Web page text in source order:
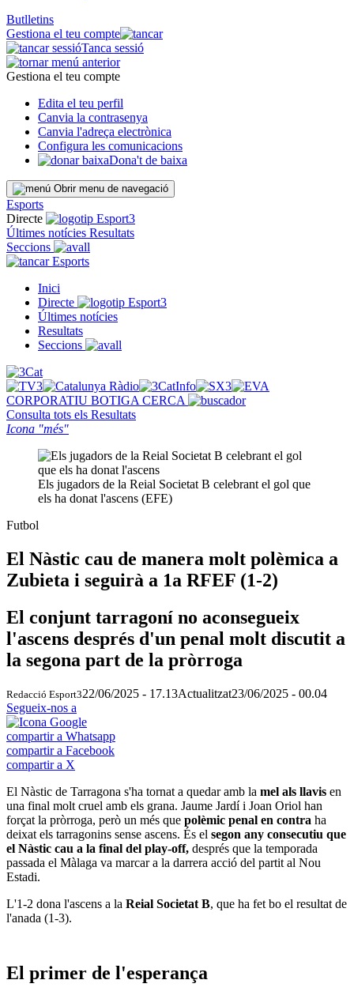
Butlletins
Gestiona el teu compte
Tanca sessió
Gestiona el teu compte
Edita el teu perfil
Canvia la contrasenya
Canvia l'adreça electrònica
Configura les comunicacions
Dona't de baixa
Obrir menu de navegació
Esports
Directe
Últimes notícies Resultats
Seccions
Esports
Inici
Directe
Últimes notícies
Resultats
Seccions
CORPORATIU BOTIGA CERCA
Consulta tots els Resultats
Icona "més"
Els jugadors de la Reial Societat B celebrant el gol que
els ha donat l'ascens (EFE)
Futbol
El Nàstic cau de manera molt polèmica a
Zubieta i seguirà a 1a RFEF (1-2)
El conjunt tarragoní no aconsegueix
l'ascens després d'un penal molt discutit a
la segona part de la pròrroga
Redacció Esport322/06/2025 - 17.13Actualitzat23/06/2025 - 00.04
Segueix-nos a
compartir a Whatsapp
compartir a Facebook
compartir a X
El Nàstic de Tarragona s'ha tornat a quedar amb la mel als llavis en
una final molt cruel amb els grana. Jaume Jardí i Joan Oriol han
forçat la pròrroga, però un més que polèmic penal en contra ha
deixat els tarragonins sense ascens. És el segon any consecutiu que
el Nàstic cau a la final del play-off, després que la temporada
passada el Màlaga va marcar a la darrera acció del partit al Nou
Estadi.
L'1-2 dona l'ascens a la Reial Societat B, que ha fet bo el resultat de
l'anada (1-3).
El primer de l'esperança